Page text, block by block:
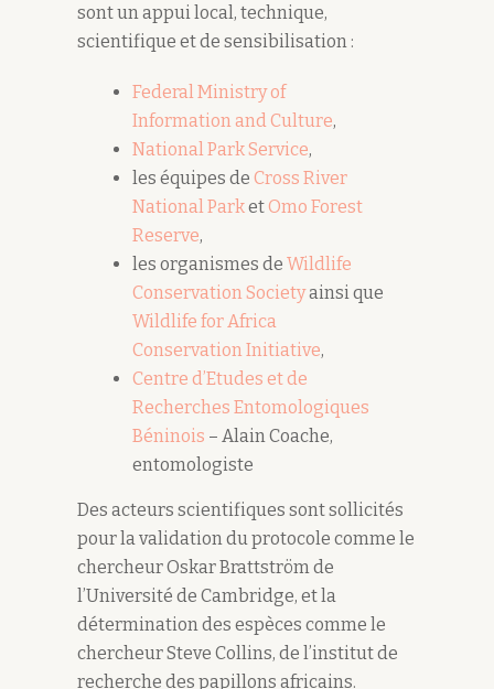
sont un appui local, technique,
scientifique et de sensibilisation :
Federal Ministry of
Information and Culture,
National Park Service,
les équipes de Cross River
National ParketOmo Forest
Reserve,
les organismes de Wildlife
Conservation Societyainsi que
Wildlife for Africa
Conservation Initiative,
Centre d’Etudes et de
Recherches Entomologiques
Béninois – Alain Coache,
entomologiste
Des acteurs scientifiques sont sollicités
pour la validation du protocole comme le
chercheur Oskar Brattström de
l’Université de Cambridge, et la
détermination des espèces comme le
chercheur Steve Collins, de l’institut de
recherche des papillons africains.